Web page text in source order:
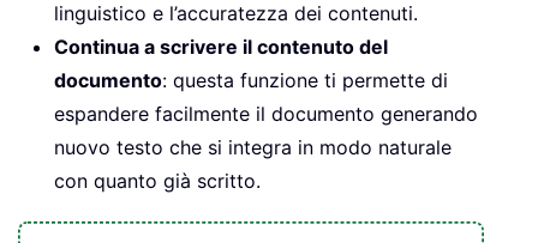
linguistico e l’accuratezza dei contenuti.
Continua a scrivere il contenuto del
documento: questa funzione ti permette di
espandere facilmente il documento generando
nuovo testo che si integra in modo naturale
con quanto già scritto.